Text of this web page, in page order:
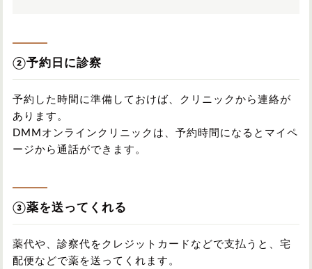
②予約日に診察
予約した時間に準備しておけば、クリニックから連絡が
あります。
DMMオンラインクリニックは、予約時間になるとマイペ
ージから通話ができます。
③薬を送ってくれる
薬代や、診察代をクレジットカードなどで支払うと、宅
配便などで薬を送ってくれます。